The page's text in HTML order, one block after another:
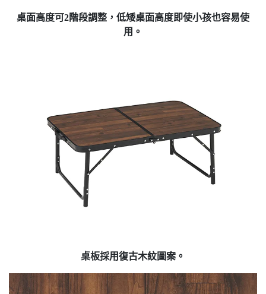
桌面高度可2階段調整，低矮桌面高度即使小孩也容易使
用。
桌板採用復古木紋圖案。